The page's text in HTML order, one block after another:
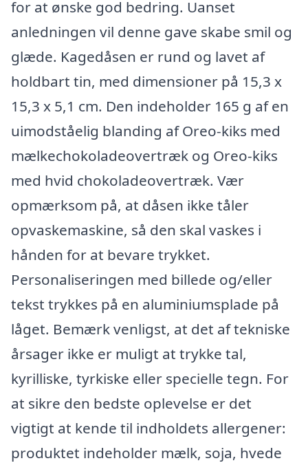
for at ønske god bedring. Uanset
anledningen vil denne gave skabe smil og
glæde. Kagedåsen er rund og lavet af
holdbart tin, med dimensioner på 15,3 x
15,3 x 5,1 cm. Den indeholder 165 g af en
uimodståelig blanding af Oreo-kiks med
mælkechokoladeovertræk og Oreo-kiks
med hvid chokoladeovertræk. Vær
opmærksom på, at dåsen ikke tåler
opvaskemaskine, så den skal vaskes i
hånden for at bevare trykket.
Personaliseringen med billede og/eller
tekst trykkes på en aluminiumsplade på
låget. Bemærk venligst, at det af tekniske
årsager ikke er muligt at trykke tal,
kyrilliske, tyrkiske eller specielle tegn. For
at sikre den bedste oplevelse er det
vigtigt at kende til indholdets allergener:
produktet indeholder mælk, soja, hvede